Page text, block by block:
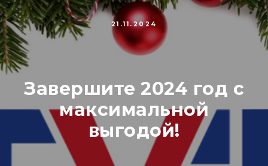
21.11.2024
Завершите 2024 год с
максимальной
выгодой!